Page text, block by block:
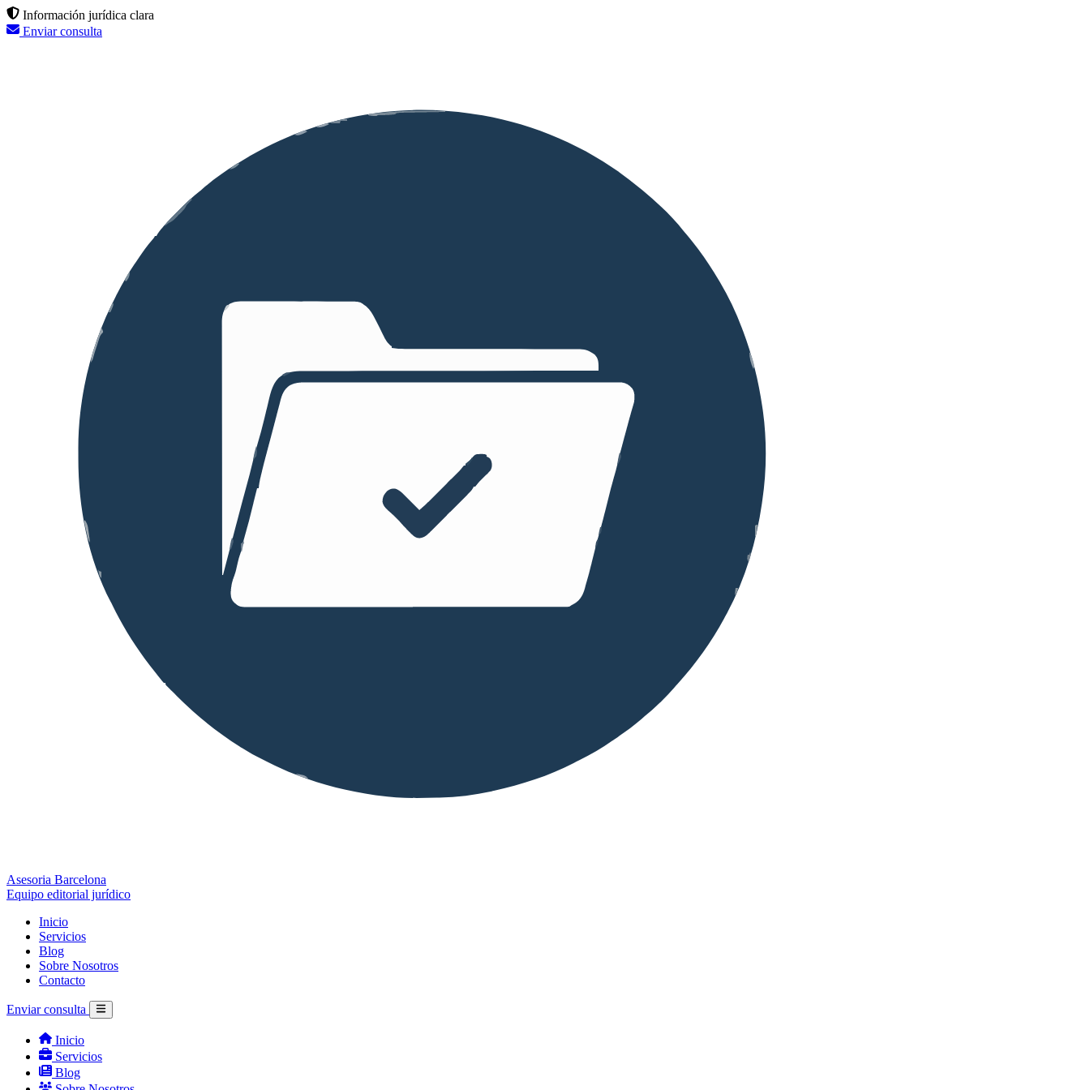
Información jurídica clara
Enviar consulta
Asesoria Barcelona
Equipo editorial jurídico
Inicio
Servicios
Blog
Sobre Nosotros
Contacto
Enviar consulta
Inicio
Servicios
Blog